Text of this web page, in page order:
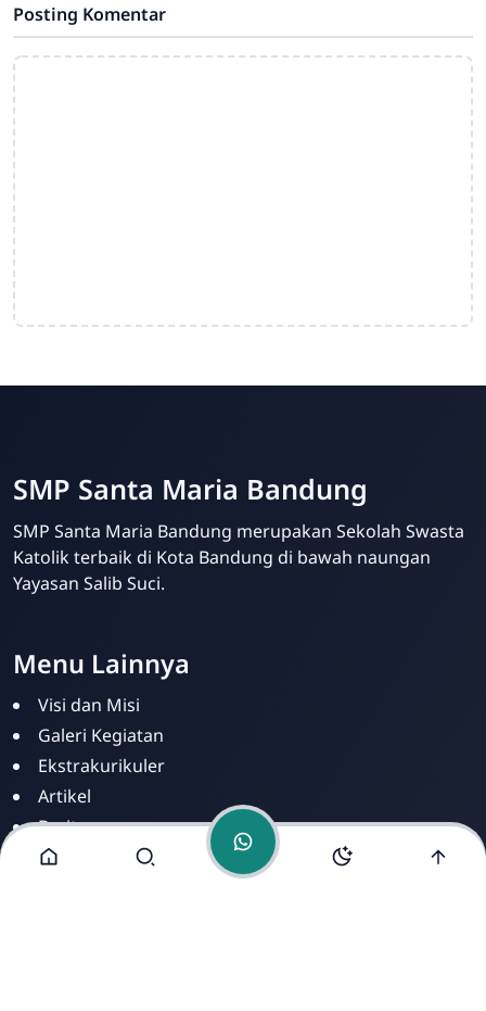
Posting Komentar
SMP Santa Maria Bandung
SMP Santa Maria Bandung merupakan Sekolah Swasta
Katolik terbaik di Kota Bandung di bawah naungan
Yayasan Salib Suci.
Menu Lainnya
Visi dan Misi
Galeri Kegiatan
Ekstrakurikuler
Artikel
Berita
Fasilitas